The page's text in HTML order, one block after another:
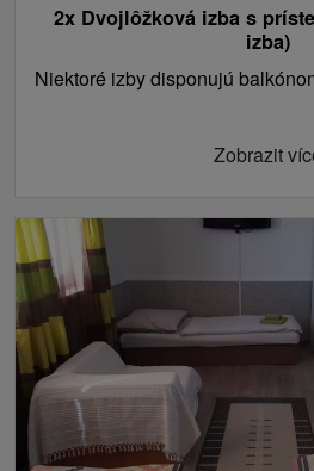
2x Dvojlôžková izba s
izba)
Niektoré izby disponujú
Zobrazit